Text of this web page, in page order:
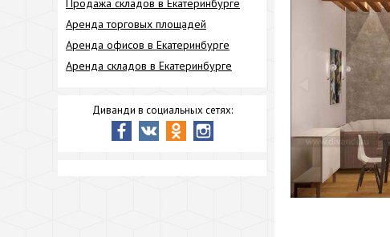
Продажа складов в Екатеринбурге
Аренда торговых площадей
Аренда офисов в Екатеринбурге
Аренда складов в Екатеринбурге
Диванди в социальных сетях: